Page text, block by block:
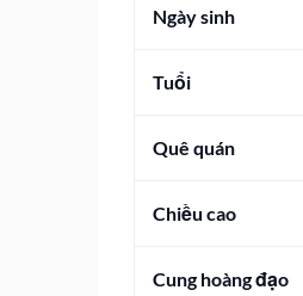
Ngày sinh
Tuổi
Quê quán
Chiều cao
Cung hoàng đạo